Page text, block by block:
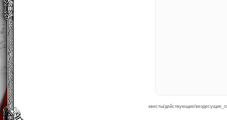
квесты/действующие/